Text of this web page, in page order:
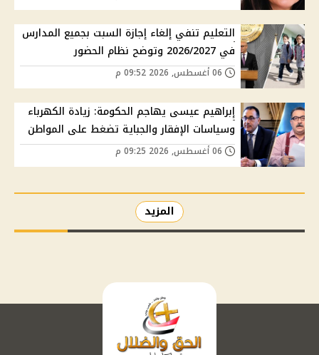
التعليم تنفي إلغاء إجازة السبت بجميع المدارس
في 2026/2027 وتوضح نظام الحضور
إبراهيم عيسى يهاجم الحكومة: زيادة الكهرباء
وسياسات الإفقار والجباية تضغط على المواطن
المزيد